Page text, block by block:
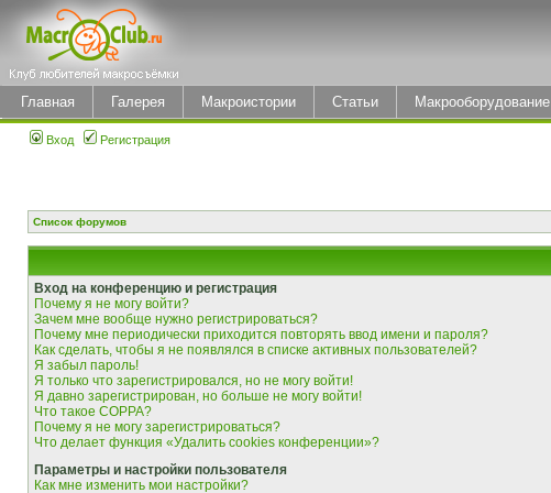
Главная Галерея Макроистории Статьи Макрооборудование
Вход Регистрация
Список форумов
Вход на конференцию и регистрация
Почему я не могу войти?
Зачем мне вообще нужно регистрироваться?
Почему мне периодически приходится повторять ввод имени и пароля?
Как сделать, чтобы я не появлялся в списке активных пользователей?
Я забыл пароль!
Я только что зарегистрировался, но не могу войти!
Я давно зарегистрирован, но больше не могу войти!
Что такое COPPA?
Почему я не могу зарегистрироваться?
Что делает функция «Удалить cookies конференции»?
Параметры и настройки пользователя
Как мне изменить мои настройки?